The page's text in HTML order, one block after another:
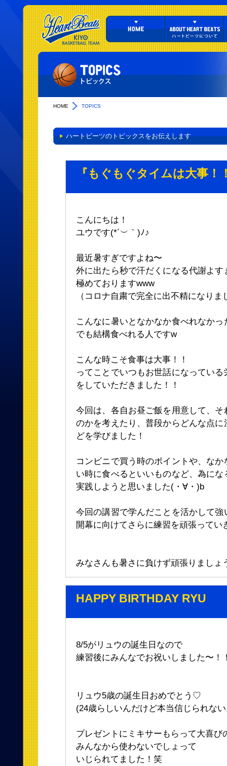
HOME TOPICS
ハートビーツのトピックスをお伝えします
『もぐもぐタイムは大事！
こんにちは！
ユウです(*´︶｀)ﾉ♪
最近暑すぎですよね〜
外に出たら秒で汗だくになる代謝よ
極めておりますwww
（コロナ自粛で完全に出不精になりま
こんなに暑いとなかなか食べれなか
でも結構食べれる人ですw
こんな時こそ食事は大事！！
ってことでいつもお世話になってい
をしていただきました！！
今回は、各自お昼ご飯を用意して、
のかを考えたり、普段からどんな点
どを学びました！
コンビニで買う時のポイントや、な
い時に食べるといいものなど、為に
実践しようと思いました(・∀・)b
今回の講習で学んだことを活かして
開幕に向けてさらに練習を頑張ってい
HAPPY BIRTHDAY RYU
8/5がリュウの誕生日なので
練習後にみんなでお祝いしました〜！
リュウ5歳の誕生日おめでとう♡
(24歳らしいんだけど本当信じられな
プレゼントにミキサーもらって大喜び
みんなから使わないでしょって
いじられてました！笑